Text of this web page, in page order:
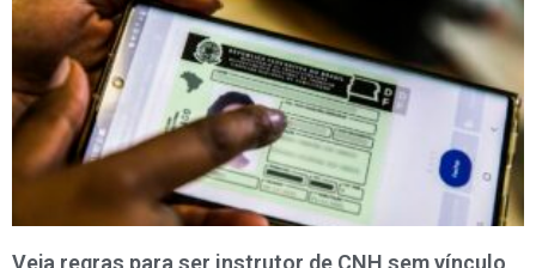
Veja regras para ser instrutor de CNH sem vínculo